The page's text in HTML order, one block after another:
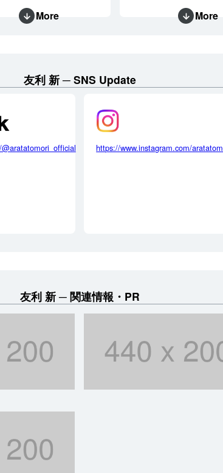
More More
友利 新 SNS Update
https://www.instagram.com/
友利 新 関連情報・PR